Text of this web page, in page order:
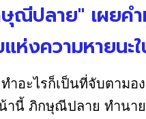
ณีปลาย" เผยค
ห่งความหายนะ
ำอะไรก็เป็นที่จับตามอง
นี้ ภิกษุณีปลาย ทำนาย